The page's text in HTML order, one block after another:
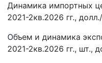
Динамика импортных
2021-2кв.2026 гг.,
Объем и динамика
2021-2кв.2026 гг., шт.,